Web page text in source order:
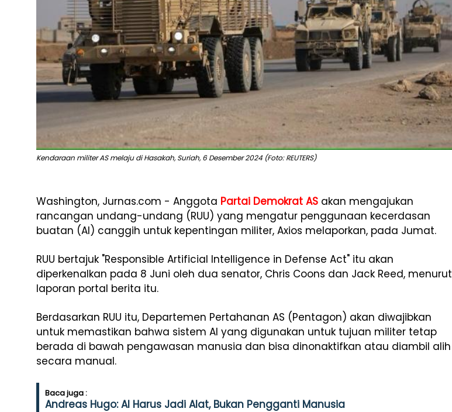
Kendaraan militer AS melaju di Hasakah, Suriah, 6 Desember 2024 (Foto: REUTERS)
Washington, Jurnas.com - Anggota Partai Demokrat AS akan mengajukan
rancangan undang-undang (RUU) yang mengatur penggunaan kecerdasan
buatan (AI) canggih untuk kepentingan militer, Axios melaporkan, pada Jumat.
RUU bertajuk "Responsible Artificial Intelligence in Defense Act" itu akan
diperkenalkan pada 8 Juni oleh dua senator, Chris Coons dan Jack Reed, menurut
laporan portal berita itu.
Berdasarkan RUU itu, Departemen Pertahanan AS (Pentagon) akan diwajibkan
untuk memastikan bahwa sistem AI yang digunakan untuk tujuan militer tetap
berada di bawah pengawasan manusia dan bisa dinonaktifkan atau diambil alih
secara manual.
Baca juga :
Andreas Hugo: AI Harus Jadi Alat, Bukan Pengganti Manusia